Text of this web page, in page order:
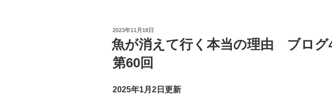
投
稿
日:
2023年11月18日
魚が消えて行く本当の理由 ブログ
第60回
2025年1月2日更新